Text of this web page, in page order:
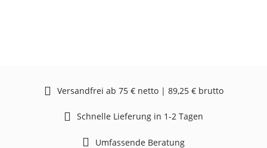
Versandfrei ab 75 € netto | 89,25 € brutto
Schnelle Lieferung in 1-2 Tagen
Umfassende Beratung